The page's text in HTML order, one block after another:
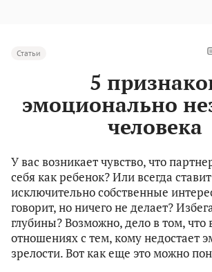
Статьи
5
эмоционально
человека
У вас возникает чувство, что
себя как ребенок? Или всегда ставит
исключительно собственные
говорит, но ничего не делает?
глубины? Возможно, дело в том, что
отношениях с тем, кому недостает
зрелости. Вот как еще это можно